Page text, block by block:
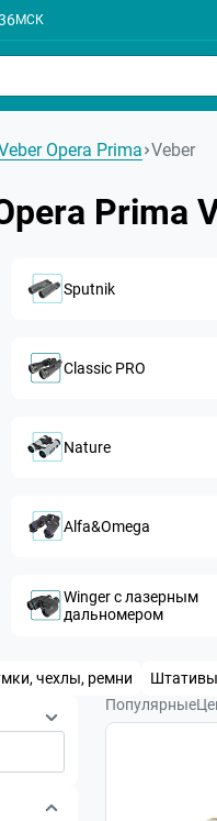
МСК
Opera Prima Veber
Prima
Sputnik
Classic PRO
Nature
Alfa&Omega
Winger с лазерным
дальномером
чехлы, ремни
Популярные